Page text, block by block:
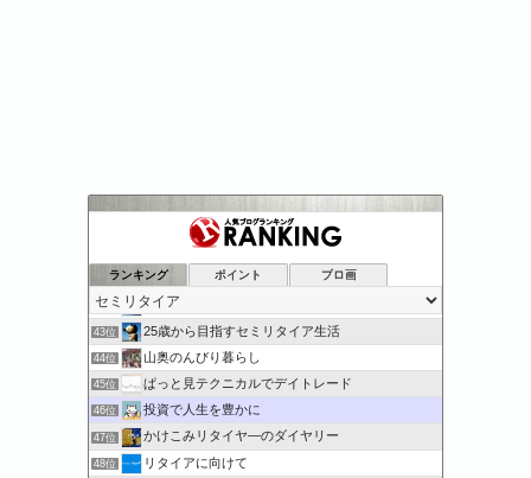
ランキング ポイント ブロ画
山籠りクロスグレード
Second Life UP!
41位 毎日が祝日。
42位 55歳からのタイ語
43位 25歳から目指すセミリタイア生活
44位 山奥のんびり暮らし
45位 ぱっと見テクニカルでデイトレード
46位 投資で人生を豊かに
47位 かけこみリタイヤ―のダイヤリー
48位 リタイアに向けて